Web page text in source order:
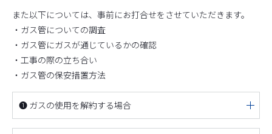
また以下については、事前にお打合せをさせていただきます。
・ガス管についての調査
・ガス管にガスが通じているかの確認
・工事の際の立ち合い
・ガス管の保安措置方法
❶ ガスの使用を解約する場合